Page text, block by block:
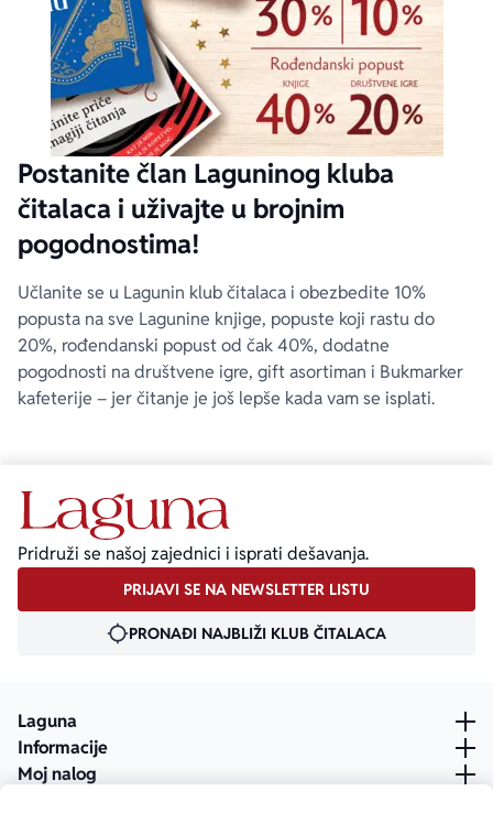
Postanite član Laguninog kluba
čitalaca i uživajte u brojnim
pogodnostima!
Učlanite se u Lagunin klub čitalaca i obezbedite 10%
popusta na sve Lagunine knjige, popuste koji rastu do
20%, rođendanski popust od čak 40%, dodatne
pogodnosti na društvene igre, gift asortiman i Bukmarker
kafeterije – jer čitanje je još lepše kada vam se isplati.
Pridruži se našoj zajednici i isprati dešavanja.
PRIJAVI SE NA NEWSLETTER LISTU
PRONAĐI NAJBLIŽI KLUB ČITALACA
Laguna
Informacije
Moj nalog